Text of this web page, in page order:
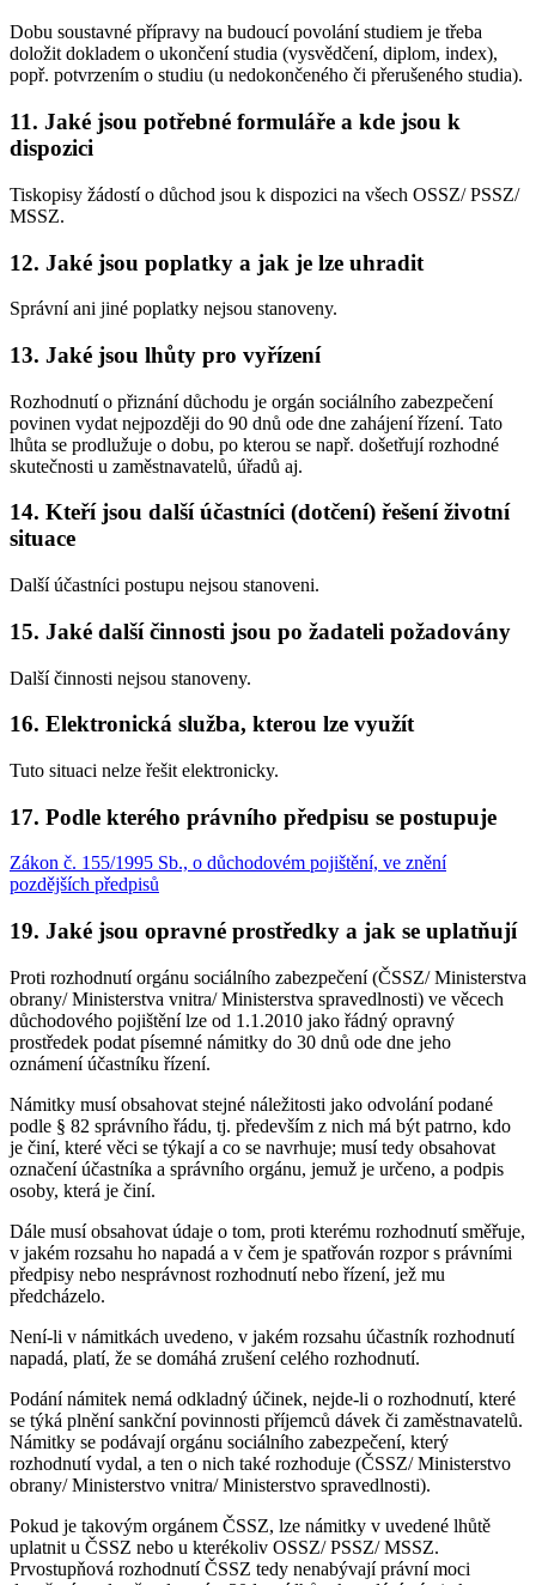
Dobu soustavné přípravy na budoucí povolání studiem je třeba
doložit dokladem o ukončení studia (vysvědčení, diplom, index),
popř. potvrzením o studiu (u nedokončeného či přerušeného studia).
11. Jaké jsou potřebné formuláře a kde jsou k
dispozici
Tiskopisy žádostí o důchod jsou k dispozici na všech OSSZ/ PSSZ/
MSSZ.
12. Jaké jsou poplatky a jak je lze uhradit
Správní ani jiné poplatky nejsou stanoveny.
13. Jaké jsou lhůty pro vyřízení
Rozhodnutí o přiznání důchodu je orgán sociálního zabezpečení
povinen vydat nejpozději do 90 dnů ode dne zahájení řízení. Tato
lhůta se prodlužuje o dobu, po kterou se např. došetřují rozhodné
skutečnosti u zaměstnavatelů, úřadů aj.
14. Kteří jsou další účastníci (dotčení) řešení životní
situace
Další účastníci postupu nejsou stanoveni.
15. Jaké další činnosti jsou po žadateli požadovány
Další činnosti nejsou stanoveny.
16. Elektronická služba, kterou lze využít
Tuto situaci nelze řešit elektronicky.
17. Podle kterého právního předpisu se postupuje
Zákon č. 155/1995 Sb., o důchodovém pojištění, ve znění
pozdějších předpisů
19. Jaké jsou opravné prostředky a jak se uplatňují
Proti rozhodnutí orgánu sociálního zabezpečení (ČSSZ/ Ministerstva
obrany/ Ministerstva vnitra/ Ministerstva spravedlnosti) ve věcech
důchodového pojištění lze od 1.1.2010 jako řádný opravný
prostředek podat písemné námitky do 30 dnů ode dne jeho
oznámení účastníku řízení.
Námitky musí obsahovat stejné náležitosti jako odvolání podané
podle § 82 správního řádu, tj. především z nich má být patrno, kdo
je činí, které věci se týkají a co se navrhuje; musí tedy obsahovat
označení účastníka a správního orgánu, jemuž je určeno, a podpis
osoby, která je činí.
Dále musí obsahovat údaje o tom, proti kterému rozhodnutí směřuje,
v jakém rozsahu ho napadá a v čem je spatřován rozpor s právními
předpisy nebo nesprávnost rozhodnutí nebo řízení, jež mu
předcházelo.
Není-li v námitkách uvedeno, v jakém rozsahu účastník rozhodnutí
napadá, platí, že se domáhá zrušení celého rozhodnutí.
Podání námitek nemá odkladný účinek, nejde-li o rozhodnutí, které
se týká plnění sankční povinnosti příjemců dávek či zaměstnavatelů.
Námitky se podávají orgánu sociálního zabezpečení, který
rozhodnutí vydal, a ten o nich také rozhoduje (ČSSZ/ Ministerstvo
obrany/ Ministerstvo vnitra/ Ministerstvo spravedlnosti).
Pokud je takovým orgánem ČSSZ, lze námitky v uvedené lhůtě
uplatnit u ČSSZ nebo u kterékoliv OSSZ/ PSSZ/ MSSZ.
Prvostupňová rozhodnutí ČSSZ tedy nenabývají právní moci